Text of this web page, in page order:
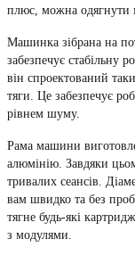
плюс, можна одягнути
Машинка зібрана на
забезпечує стабільну
він спроектований
тяги. Це забезпечує
рівнем шуму.
Рама машини
алюмінію. Завдяки
тривалих сеансів.
вам швидко та без
тягне будь-які
з модулями.